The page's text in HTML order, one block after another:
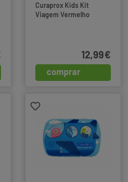
Curaprox Kids Kit
Viagem Vermelho
comprar
12,99€